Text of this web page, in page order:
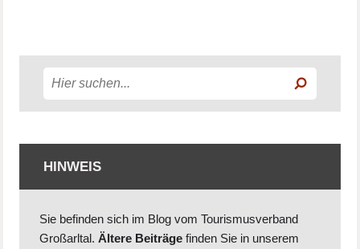
HINWEIS
Sie befinden sich im Blog vom Tourismusverband
Großarltal.Ältere Beiträge finden Sie in unserem